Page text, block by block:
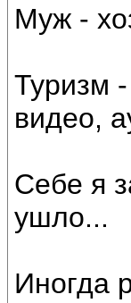
Муж -
Туризм
видео,
Себе я
ушло...
Иногда